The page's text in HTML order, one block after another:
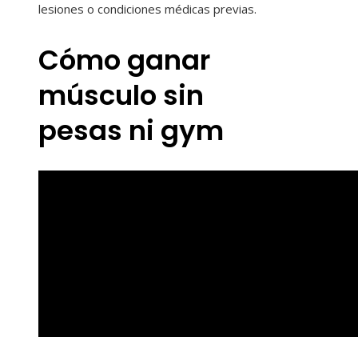
lesiones o condiciones médicas previas.
Cómo ganar
músculo sin
pesas ni gym